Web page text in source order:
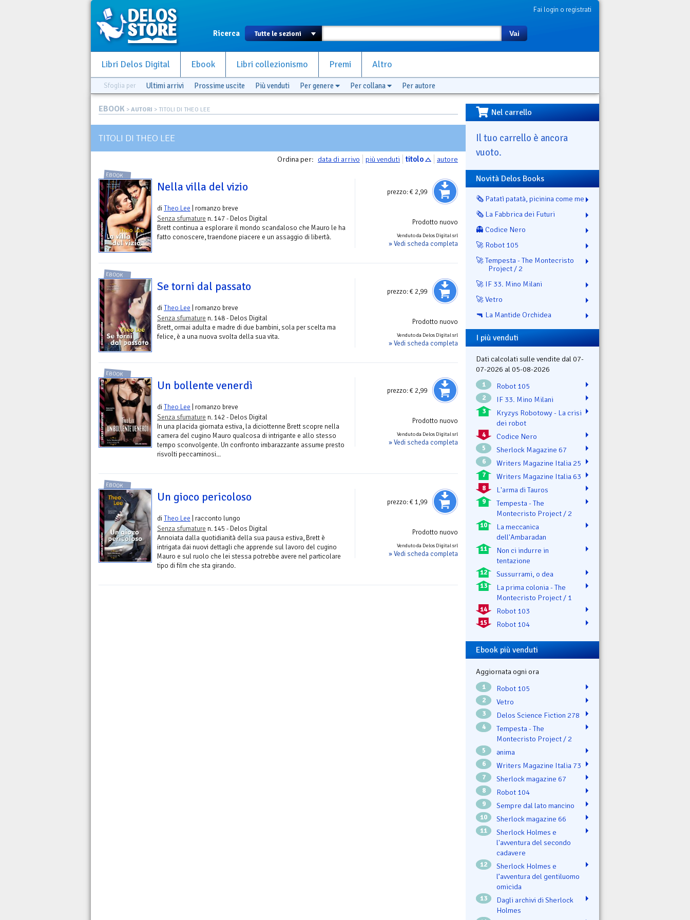
Fai login o registrati
Ricerca Vai
Libri Delos Digital Ebook Libri collezionismo Premi Altro
Sfoglia per Ultimi arrivi Prossime uscite Più venduti Per genere Per collana Per autore
EBOOK > AUTORI > TITOLI DI THEO LEE
TITOLI DI THEO LEE
Ordina per: data di arrivo più venduti titolo autore
prezzo:€ 2,99
Prodotto nuovo
Venduto da Delos Digital srl
» Vedi scheda completa
EBOOK
Nella villa del vizio
diTheo Lee | romanzo breve
Senza sfumature n. 147 - Delos Digital
Brett continua a esplorare il mondo scandaloso che Mauro le ha
fatto conoscere, traendone piacere e un assaggio di libertà.
prezzo:€ 2,99
Prodotto nuovo
Venduto da Delos Digital srl
» Vedi scheda completa
EBOOK
Se torni dal passato
diTheo Lee | romanzo breve
Senza sfumature n. 148 - Delos Digital
Brett, ormai adulta e madre di due bambini, sola per scelta ma
felice, è a una nuova svolta della sua vita.
prezzo:€ 2,99
Prodotto nuovo
Venduto da Delos Digital srl
» Vedi scheda completa
EBOOK
Un bollente venerdì
diTheo Lee | romanzo breve
Senza sfumature n. 142 - Delos Digital
In una placida giornata estiva, la diciottenne Brett scopre nella
camera del cugino Mauro qualcosa di intrigante e allo stesso
tempo sconvolgente. Un confronto imbarazzante assume presto
risvolti peccaminosi...
prezzo:€ 1,99
Prodotto nuovo
Venduto da Delos Digital srl
» Vedi scheda completa
EBOOK
Un gioco pericoloso
diTheo Lee | racconto lungo
Senza sfumature n. 145 - Delos Digital
Annoiata dalla quotidianità della sua pausa estiva, Brett è
intrigata dai nuovi dettagli che apprende sul lavoro del cugino
Mauro e sul ruolo che lei stessa potrebbe avere nel particolare
tipo di film che sta girando.
Nel carrello
Il tuo carrello è ancora
vuoto.
Novità Delos Books
🗞️ Patatì patatà, picinina come me
🗞️ La Fabbrica dei Futuri
👻 Codice Nero
🚀 Robot 105
🚀 Tempesta - The Montecristo
Project / 2
🚀 IF 33. Mino Milani
🚀 Vetro
🔫 La Mantide Orchidea
I più venduti
Dati calcolati sulle vendite dal 07-
07-2026 al 05-08-2026
1 Robot 105
2 IF 33. Mino Milani
3
Kryzys Robotowy - La crisi
dei robot
4 Codice Nero
5 Sherlock Magazine 67
6 Writers Magazine Italia 25
7 Writers Magazine Italia 63
8 L'arma di Tauros
9
Tempesta - The
Montecristo Project / 2
10
La meccanica
dell'Ambaradan
11
Non ci indurre in
tentazione
12 Sussurrami, o dea
13
La prima colonia - The
Montecristo Project / 1
14 Robot 103
15 Robot 104
Ebook più venduti
Aggiornata ogni ora
1 Robot 105
2 Vetro
3 Delos Science Fiction 278
4
Tempesta - The
Montecristo Project / 2
5 ənima
6 Writers Magazine Italia 73
7 Sherlock magazine 67
8 Robot 104
9 Sempre dal lato mancino
10 Sherlock magazine 66
11
Sherlock Holmes e
l'avventura del secondo
cadavere
12
Sherlock Holmes e
l’avventura del gentiluomo
omicida
13
Dagli archivi di Sherlock
Holmes